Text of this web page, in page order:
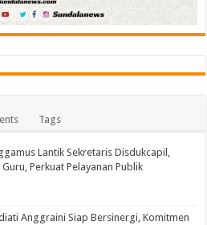
Tags
Lantik Sekretaris Disdukcapil,
Perkuat Pelayanan Publik
Anggraini Siap Bersinergi, Komitmen